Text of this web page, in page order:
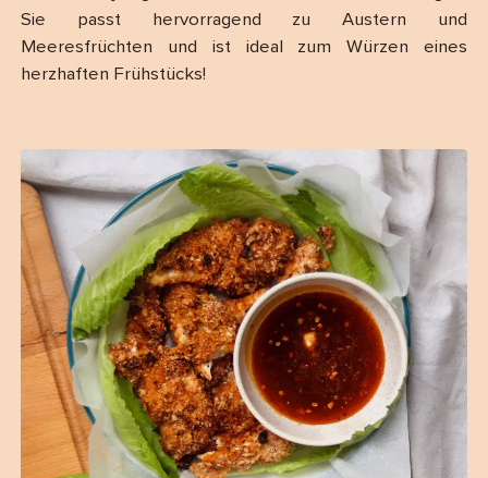
Sie passt hervorragend zu Austern und
Meeresfrüchten und ist ideal zum Würzen eines
herzhaften Frühstücks!